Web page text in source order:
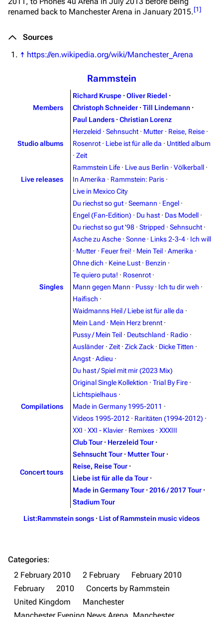
3.4K 12 290.4K
Navigation
Random page
Rammstein
Discography
Song list
Tour dates
Merchandise
Discography
Videography
Merchandise
Lindemann
Information
Discography
Videography
Song list
Discography
Videography
Discography
Videography
renamed back to Manchester Arena in January 2015.[1]
Sources
↑ https://en.wikipedia.org/wiki/Manchester_Arena
Rammstein
Members
Richard Kruspe · Oliver Riedel ·
Christoph Schneider · Till Lindemann ·
Paul Landers · Christian Lorenz
Studio albums
Herzeleid · Sehnsucht · Mutter · Reise, Reise ·
Rosenrot · Liebe ist für alle da · Untitled album
· Zeit
Live releases
Rammstein Life · Live aus Berlin · Völkerball ·
In Amerika · Rammstein: Paris ·
Live in Mexico City
Singles
Du riechst so gut · Seemann · Engel ·
Engel (Fan-Edition) · Du hast · Das Modell ·
Du riechst so gut '98 · Stripped · Sehnsucht ·
Asche zu Asche · Sonne · Links 2-3-4 · Ich will
· Mutter · Feuer frei! · Mein Teil · Amerika ·
Ohne dich · Keine Lust · Benzin ·
Te quiero puta! · Rosenrot ·
Mann gegen Mann · Pussy · Ich tu dir weh ·
Haifisch ·
Waidmanns Heil / Liebe ist für alle da ·
Mein Land · Mein Herz brennt ·
Pussy / Mein Teil · Deutschland · Radio ·
Ausländer · Zeit · Zick Zack · Dicke Titten ·
Angst · Adieu ·
Du hast / Spiel mit mir (2023 Mix)
Compilations
Original Single Kollektion · Trial By Fire ·
Lichtspielhaus ·
Made in Germany 1995-2011 ·
Videos 1995-2012 · Raritäten (1994-2012) ·
XXI · XXI - Klavier · Remixes · XXXIII
Concert tours
Club Tour · Herzeleid Tour ·
Sehnsucht Tour · Mutter Tour ·
Reise, Reise Tour ·
Liebe ist für alle da Tour ·
Made in Germany Tour · 2016 / 2017 Tour ·
Stadium Tour
List:Rammstein songs · List of Rammstein music videos
Categories:
2 February 2010
2 February
February 2010
February
2010
Concerts by Rammstein
United Kingdom
Manchester